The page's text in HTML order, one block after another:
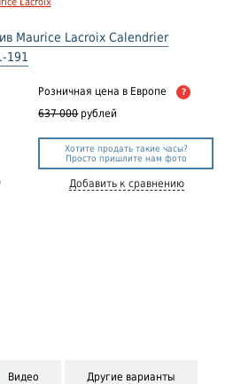
Maurice Lacroix Calendrier
191
Розничная цена в Европе ?
637 000 рублей
Хотите продать такие часы?
Просто пришлите нам фото
Добавить к сравнению
Видео Другие варианты